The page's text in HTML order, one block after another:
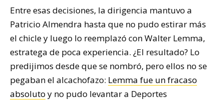
Entre esas decisiones, la dirigencia mantuvo a
Patricio Almendra hasta que no pudo estirar más
el chicle y luego lo reemplazó con Walter Lemma,
estratega de poca experiencia. ¿El resultado? Lo
predijimos desde que se nombró, pero ellos no se
pegaban el alcachofazo: Lemma fue un fracaso
absoluto y no pudo levantar a Deportes